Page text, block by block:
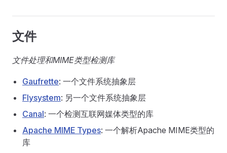
文件
文件处理和MIME类型检测库
Gaufrette: 一个文件系统抽象层
Flysystem: 另一个文件系统抽象层
Canal: 一个检测互联网媒体类型的库
Apache MIME Types: 一个解析Apache MIME类型的
库